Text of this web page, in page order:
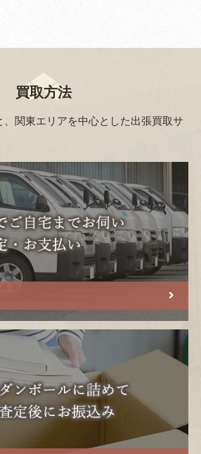
買取方法
関東エリアを中心とした出張買取サ